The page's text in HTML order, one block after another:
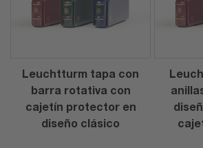
Leuchtturm tapa con
barra rotativa con
cajetín protector en
diseño clásico